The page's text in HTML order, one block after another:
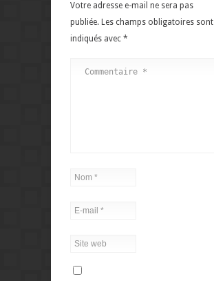
Votre adresse e-mail ne sera pas
publiée. Les champs obligatoires sont
indiqués avec *